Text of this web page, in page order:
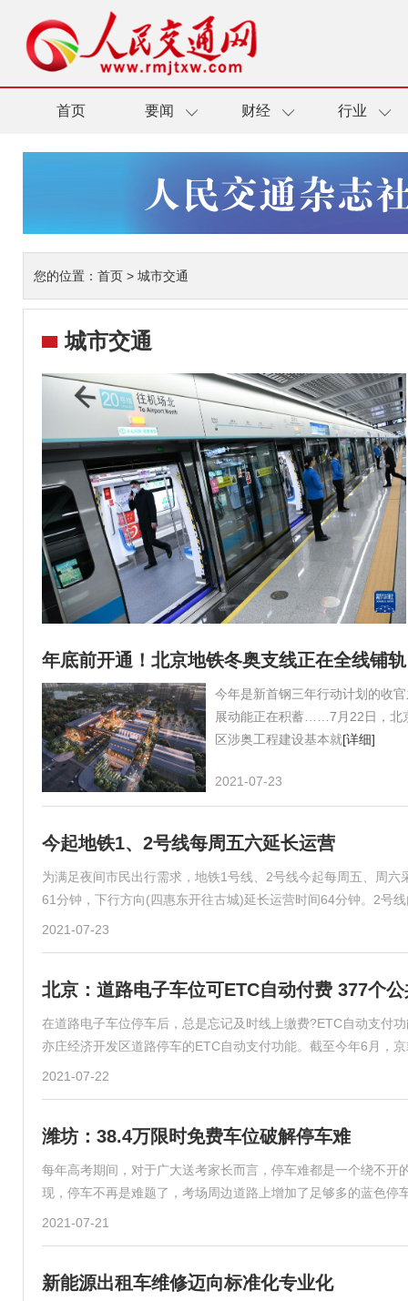
首页 要闻 财经 行业
您的位置： 首页 > 城市交通
城市交通
年底前开通！北京地铁冬奥支线正在全线铺轨
今年是新首钢三年行动计划的收
展动能正在积蓄……7月22日，北
区涉奥工程建设基本就[详细]
2021-07-23
今起地铁1、2号线每周五六延长运营
为满足夜间市民出行需求，地铁1号线、2号线今起每周五、周
61分钟，下行方向(四惠东开往古城)延长运营时间64分钟。2号
2021-07-23
北京：道路电子车位可ETC自动付费 377个
在道路电子车位停车后，总是忘记及时线上缴费?ETC自动支付
亦庄经济开发区道路停车的ETC自动支付功能。截至今年6月，
2021-07-22
潍坊：38.4万限时免费车位破解停车难
每年高考期间，对于广大送考家长而言，停车难都是一个绕不
现，停车不再是难题了，考场周边道路上增加了足够多的蓝色停
2021-07-21
新能源出租车维修迈向标准化专业化